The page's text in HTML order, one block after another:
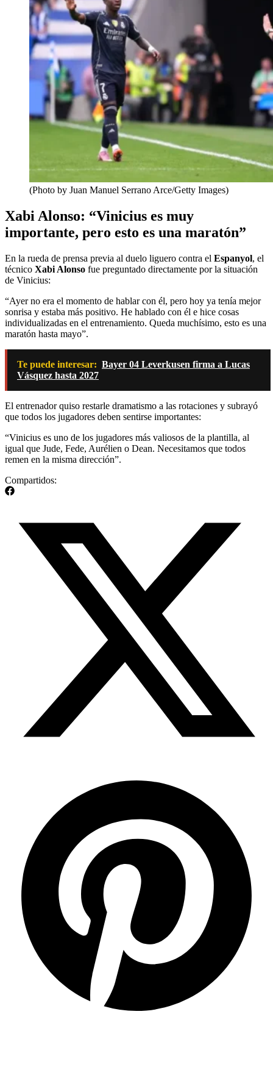
(Photo by Juan Manuel Serrano Arce/Getty Images)
Xabi Alonso: “Vinicius es muy
importante, pero esto es una maratón”
En la rueda de prensa previa al duelo liguero contra el Espanyol, el
técnico Xabi Alonso fue preguntado directamente por la situación
de Vinicius:
“Ayer no era el momento de hablar con él, pero hoy ya tenía mejor
sonrisa y estaba más positivo. He hablado con él e hice cosas
individualizadas en el entrenamiento. Queda muchísimo, esto es una
maratón hasta mayo”.
Te puede interesar: Bayer 04 Leverkusen firma a Lucas
Vásquez hasta 2027
El entrenador quiso restarle dramatismo a las rotaciones y subrayó
que todos los jugadores deben sentirse importantes:
“Vinicius es uno de los jugadores más valiosos de la plantilla, al
igual que Jude, Fede, Aurélien o Dean. Necesitamos que todos
remen en la misma dirección”.
Compartidos: